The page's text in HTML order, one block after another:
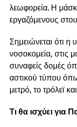
λεωφορεία. Η
εργαζόμενους
Σημειώνεται ότι η
νοσοκομεία, στις
συναφείς δομές
αστικού τύπου
μετρό, το τρόλεϊ
Τι θα ισχύει για